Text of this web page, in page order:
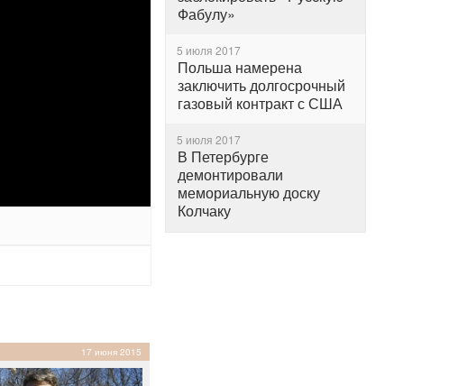
Фабулу»
5 июля 2017
Польша намерена
заключить долгосрочный
газовый контракт с США
5 июля 2017
В Петербурге
демонтировали
мемориальную доску
Колчаку
17 июня 2015